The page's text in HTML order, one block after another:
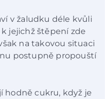
v žaludku déle kvůli
jejichž štěpení zde
na takovou situaci
postupně propouští
hodně cukru, když je